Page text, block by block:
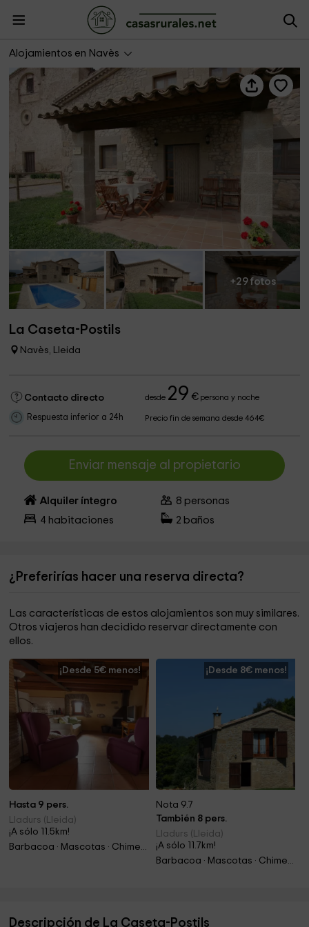
Alojamientos en Navès
+29 fotos
La Caseta-Postils
Navès, Lleida
Contacto directo desde 29 €persona y noche
Respuesta inferior a 24h Precio fin de semana desde 464€
Enviar mensaje al propietario
Alquiler íntegro 8 personas
4 habitaciones 2 baños
¿Preferirías hacer una reserva directa?
Las características de estos alojamientos son muy similares.
Otros viajeros han decidido reservar directamente con
ellos.
¡Desde 5€ menos!
Hasta 9 pers.
Lladurs (Lleida)
¡A sólo 11.5km!
Barbacoa · Mascotas · Chimenea
¡Desde 8€ menos!
Nota 9.7
También 8 pers.
Lladurs (Lleida)
¡A sólo 11.7km!
Barbacoa · Mascotas · Chimenea
Descripción de La Caseta-Postils